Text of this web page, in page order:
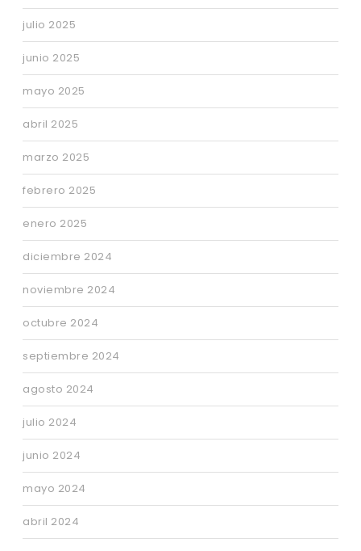
julio 2025
junio 2025
mayo 2025
abril 2025
marzo 2025
febrero 2025
enero 2025
diciembre 2024
noviembre 2024
octubre 2024
septiembre 2024
agosto 2024
julio 2024
junio 2024
mayo 2024
abril 2024